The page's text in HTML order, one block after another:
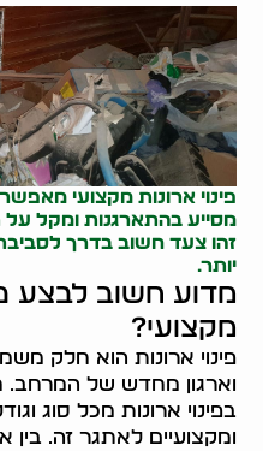
פינוי ארונות מקצועי
מסייע בהתארגנות ומקל על
זהו צעד חשוב בדרך
יותר.
מדוע חשוב לבצע
מקצועי?
פינוי ארונות הוא חלק
וארגון מחדש של המרחב.
בפינוי ארונות מכל סוג
ומקצועיים לאתגר זה. בין